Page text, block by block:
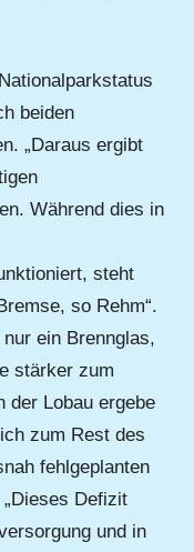
beiden
„Daraus ergibt
Während dies in
steht
so Rehm“.
ein Brennglas,
stärker zum
der Lobau ergebe
zum Rest des
fehlgeplanten
Defizit
und in